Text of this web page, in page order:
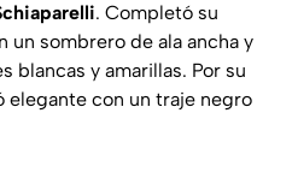
. Completó su
un sombrero de ala ancha y
blancas y amarillas. Por su
elegante con un traje negro